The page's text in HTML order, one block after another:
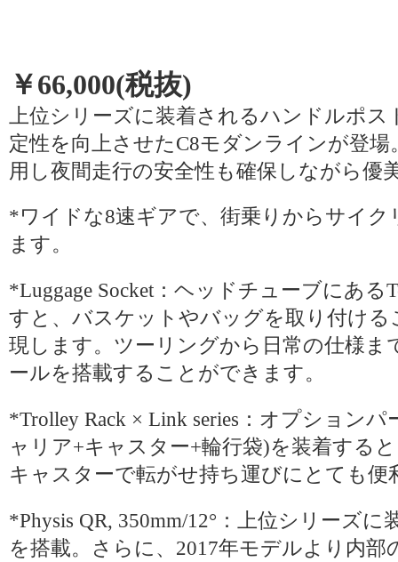
￥66,000(税抜)
上位シリーズに装着されるハンドルポ
定性を向上させたC8モダンラインが登
用し夜間走行の安全性も確保しながら優
*ワイドな8速ギアで、街乗りからサイ
ます。
*Luggage Socket：ヘッドチューブにあ
すと、バスケットやバッグを取り付け
現します。ツーリングから日常の仕様ま
ールを搭載することができます。
*Trolley Rack × Link series：オプション
ャリア+キャスター+輪行袋)を装着する
キャスターで転がせ持ち運びにとても便
*Physis QR, 350mm/12°：上位シリーズ
を搭載。さらに、2017年モデルより内